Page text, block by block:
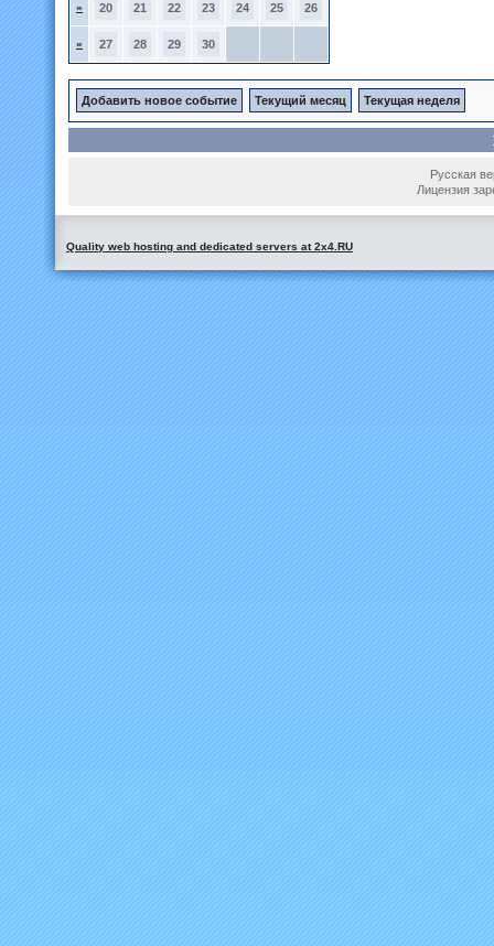
» 20 21 22 23 24 25 26
» 27 28 29 30
Добавить новое событие Текущий месяц Текущая неделя
Русская
Лицензия
Quality web hosting and dedicated servers at 2x4.RU